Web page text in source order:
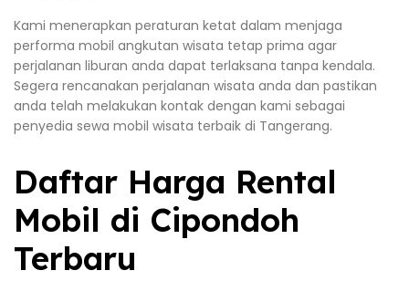
Kami menerapkan peraturan ketat dalam menjaga
performa mobil angkutan wisata tetap prima agar
perjalanan liburan anda dapat terlaksana tanpa kendala.
Segera rencanakan perjalanan wisata anda dan pastikan
anda telah melakukan kontak dengan kami sebagai
penyedia sewa mobil wisata terbaik di Tangerang.
Daftar Harga Rental
Mobil di Cipondoh
Terbaru